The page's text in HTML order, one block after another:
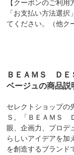
【クーポンのご利用
「お支払い方法選
てください。（他ク
ＢＥＡＭＳ ＤＥ
ベージュの商品説
セレクトショップの
Ｓ。「ＢＥＡＭＳ
眼、企画力、プロデ
らしいアイデアを加
を創造するブランド